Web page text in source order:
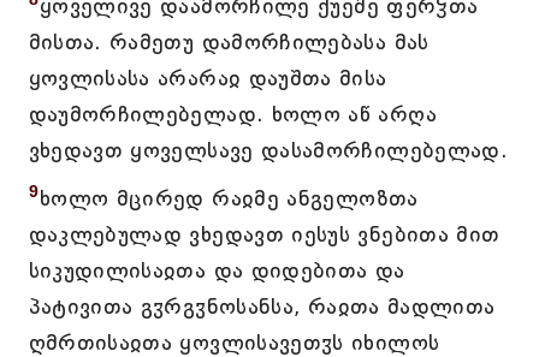
ყოველივე დაამორჩილე ქუეშე ფერჴთა
მისთა. რამეთუ დამორჩილებასა მას
ყოვლისასა არარაჲ დაუშთა მისა
დაუმორჩილებელად. ხოლო აწ არღა
ვხედავთ ყოველსავე დასამორჩილებელად.
9ხოლო მცირედ რაჲმე ანგელოზთა
დაკლებულად ვხედავთ იესუს ვნებითა მით
სიკუდილისაჲთა და დიდებითა და
პატივითა გჳრგჳნოსანსა, რაჲთა მადლითა
ღმრთისაჲთა ყოვლისავეთჳს იხილოს